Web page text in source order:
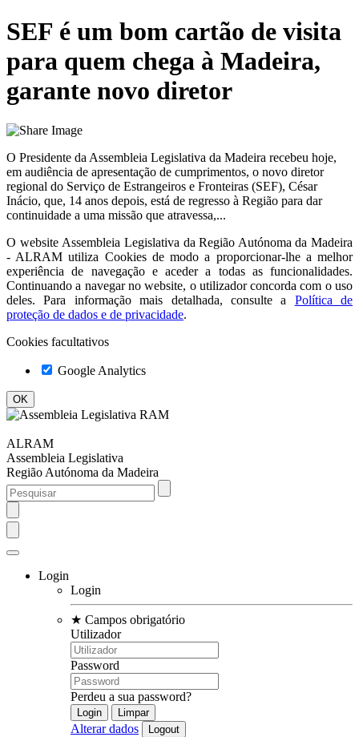
SEF é um bom cartão de visita
para quem chega à Madeira,
garante novo diretor
O Presidente da Assembleia Legislativa da Madeira recebeu hoje,
em audiência de apresentação de cumprimentos, o novo diretor
regional do Serviço de Estrangeiros e Fronteiras (SEF), César
Inácio, que, 14 anos depois, está de regresso à Região para dar
continuidade a uma missão que atravessa,...
O website Assembleia Legislativa da Região Autónoma da Madeira
- ALRAM utiliza Cookies de modo a proporcionar-lhe a melhor
experiência de navegação e aceder a todas as funcionalidades.
Continuando a navegar no website, o utilizador concorda com o uso
deles. Para informação mais detalhada, consulte a
Política de
proteção de dados e de privacidade.
Cookies facultativos
Google Analytics
ALRAM
Assembleia Legislativa
Região Autónoma da Madeira
Login
Login
★ Campos obrigatório
Utilizador
Password
Perdeu a sua password?
Alterar dados